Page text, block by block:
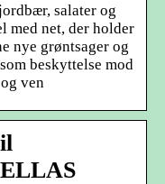
salater og
med net, der holder
nye grøntsager og
beskyttelse mod
ven